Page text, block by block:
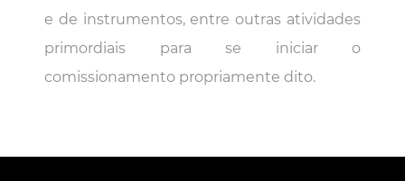
e de instrumentos, entre outras atividades
primordiais para se iniciar o
comissionamento propriamente dito.